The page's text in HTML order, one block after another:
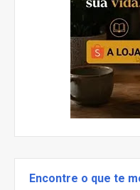
Encontre o que te